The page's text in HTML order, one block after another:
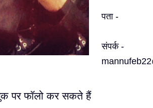
पता -
संपर्क -
पर फॉलो कर सकते हैं